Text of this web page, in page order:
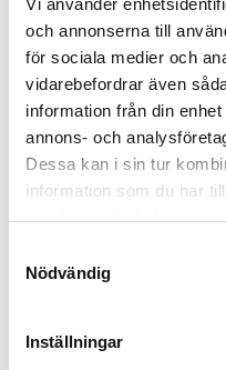
och annonserna till
för sociala medier och
vidarebefordrar även
information från din
annons- och
Dessa kan i sin tur
information som du har
samlat in när du har
Nödvändig
Inställningar
Kullager 6205 2RS
15mm 2RS = G...